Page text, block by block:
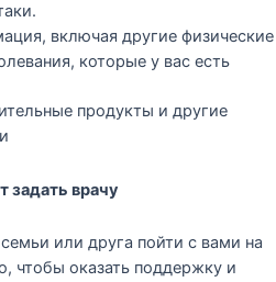
включая другие физические
которые у вас есть
продукты и другие
задать врачу
или друга пойти с вами на
чтобы оказать поддержку и